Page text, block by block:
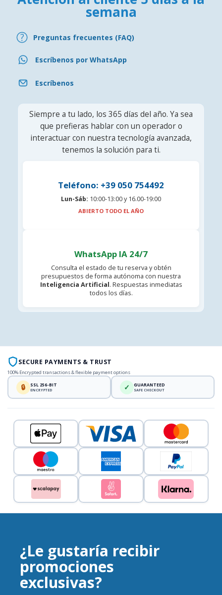
semana
Preguntas frecuentes (FAQ)
Escríbenos por WhatsApp
Escríbenos
Siempre a tu lado, los 365 días del año. Ya sea
que prefieras hablar con un operador o
interactuar con nuestra tecnología avanzada,
tenemos la solución para ti.
Teléfono: +39 050 754492
Lun-Sáb: 10:00-13:00 y 16.00-19:00
ABIERTO TODO EL AÑO
WhatsApp IA 24/7
Consulta el estado de tu reserva y obtén
presupuestos de forma autónoma con nuestra
Inteligencia Artificial. Respuestas inmediatas
todos los días.
SECURE PAYMENTS & TRUST
100% Encrypted transactions & flexible payment options
🔒 SSL 256-BIT
ENCRYPTED ✓ GUARANTEED
SAFE CHECKOUT
¿Le gustaría recibir
promociones
exclusivas?